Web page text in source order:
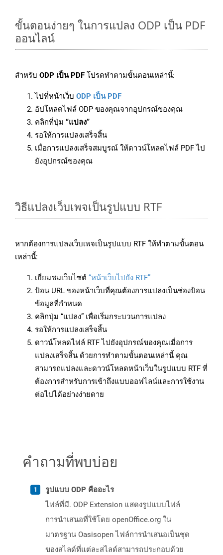
ขั้นตอนง่ายๆ ในการแปลง ODP เป็น PDF
ออนไลน์
สำหรับ ODP เป็น PDF โปรดทำตามขั้นตอนเหล่านี้:
ไปที่หน้าเว็บ ODP เป็น PDF
อัปโหลดไฟล์ ODP ของคุณจากอุปกรณ์ของคุณ
คลิกที่ปุ่ม “แปลง”
รอให้การแปลงเสร็จสิ้น
เมื่อการแปลงเสร็จสมบูรณ์ ให้ดาวน์โหลดไฟล์ PDF ไป
ยังอุปกรณ์ของคุณ
วิธีแปลงเว็บเพจเป็นรูปแบบ RTF
หากต้องการแปลงเว็บเพจเป็นรูปแบบ RTF ให้ทำตามขั้นตอน
เหล่านี้:
เยี่ยมชมเว็บไซต์ “หน้าเว็บไปยัง RTF”
ป้อน URL ของหน้าเว็บที่คุณต้องการแปลงเป็นช่องป้อน
ข้อมูลที่กำหนด
คลิกปุ่ม “แปลง” เพื่อเริ่มกระบวนการแปลง
รอให้การแปลงเสร็จสิ้น
ดาวน์โหลดไฟล์ RTF ไปยังอุปกรณ์ของคุณเมื่อการ
แปลงเสร็จสิ้น ด้วยการทำตามขั้นตอนเหล่านี้ คุณ
สามารถแปลงและดาวน์โหลดหน้าเว็บในรูปแบบ RTF ที่
ต้องการสำหรับการเข้าถึงแบบออฟไลน์และการใช้งาน
ต่อไปได้อย่างง่ายดาย
คำถามที่พบบ่อย
รูปแบบ ODP คืออะไร
ไฟล์ที่มี. ODP Extension แสดงรูปแบบไฟล์
การนำเสนอที่ใช้โดย openOffice.org ใน
มาตรฐาน Oasisopen ไฟล์การนำเสนอเป็นชุด
ของสไลด์ที่แต่ละสไลด์สามารถประกอบด้วย